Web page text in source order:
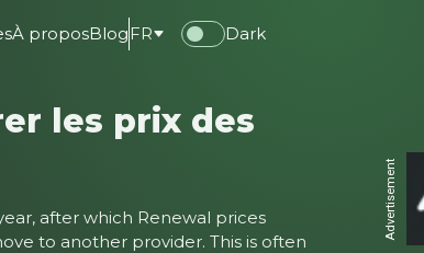
À proposBlog FR Dark
les prix des
after which Renewal prices
to another provider. This is often
Advertisement